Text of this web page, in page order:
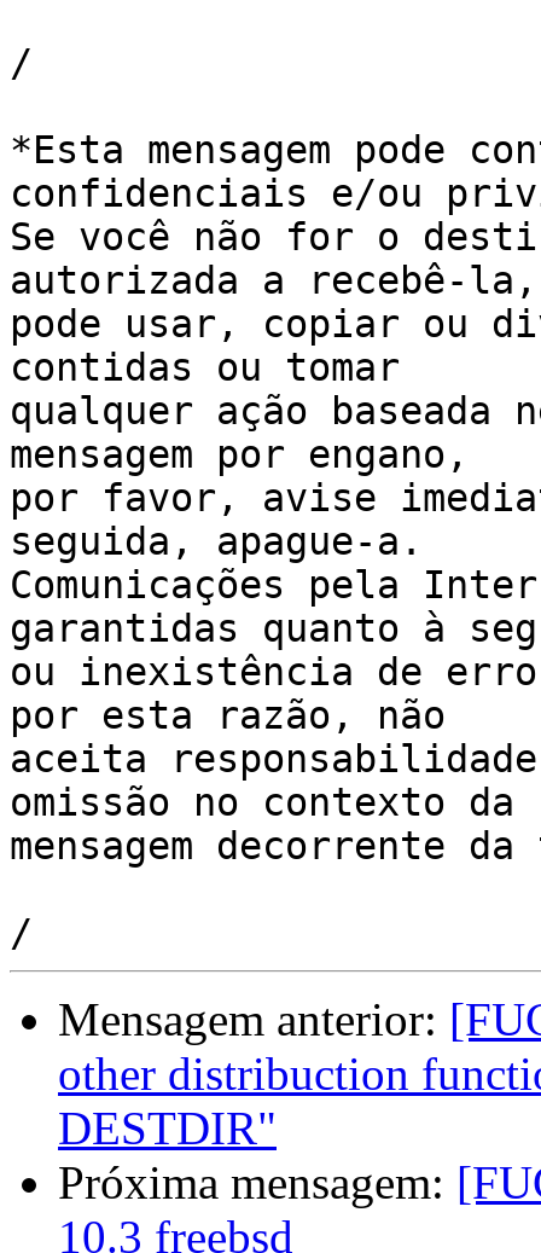
/
*Esta mensagem pode
confidenciais e/ou
Se você não for o
autorizada a recebê-
pode usar, copiar ou
contidas ou tomar
qualquer ação baseada
mensagem por engano,
por favor, avise
seguida, apague-a.
Comunicações pela
garantidas quanto à
ou inexistência de
por esta razão, não
aceita
omissão no contexto da
mensagem decorrente
Mensagem anterior:
other distribuction
DESTDIR"
Próxima mensagem:
10.3 freebsd